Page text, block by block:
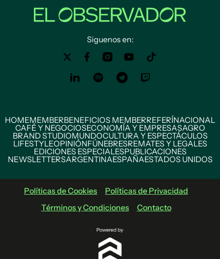
Siguenos en:
HOMEMEMBERBENEFICIOS MEMBERREFERÍNACIONAL
CAFÉ Y NEGOCIOSECONOMÍA Y EMPRESASAGRO
BRAND STUDIOMUNDOCULTURA Y ESPECTÁCULOS
LIFESTYLEOPINIÓNFÚNEBRESREMATES Y LEGALES
EDICIONES ESPECIALESPUBLICACIONES
NEWSLETTERSARGENTINAESPAÑAESTADOS UNIDOS
Políticas de Cookies
Políticas de Privacidad
Términos y Condiciones
Contacto